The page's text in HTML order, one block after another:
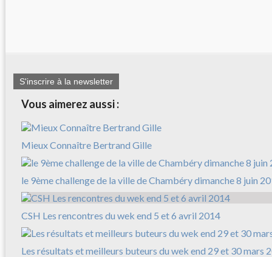
S'inscrire à la newsletter
Vous aimerez aussi :
Mieux Connaître Bertrand Gille
le 9ème challenge de la ville de Chambéry dimanche 8 juin
CSH Les rencontres du wek end 5 et 6 avril 2014
Les résultats et meilleurs buteurs du wek end 29 et 30 mars